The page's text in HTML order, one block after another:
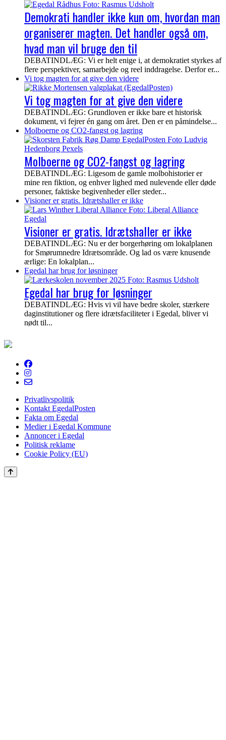
Demokrati handler ikke kun om, hvordan man
organiserer magten. Det handler også om,
hvad man vil bruge den til
DEBATINDLÆG: Vi er helt enige i, at demokratiet styrkes af
flere perspektiver, samarbejde og reel inddragelse. Derfor er...
Vi tog magten for at give den videre
Vi tog magten for at give den videre
DEBATINDLÆG: Grundloven er ikke bare et historisk
dokument, vi fejrer én gang om året. Den er en påmindelse...
Molboerne og CO2-fangst og lagring
Molboerne og CO2-fangst og lagring
DEBATINDLÆG: Ligesom de gamle molbohistorier er
mine ren fiktion, og enhver lighed med nulevende eller døde
personer, faktiske begivenheder eller steder...
Visioner er gratis. Idrætshaller er ikke
Visioner er gratis. Idrætshaller er ikke
DEBATINDLÆG: Nu er der borgerhøring om lokalplanen
for Smørumnedre Idrætsområde. Og lad os være knusende
ærlige: En lokalplan...
Egedal har brug for løsninger
Egedal har brug for løsninger
DEBATINDLÆG: Hvis vi vil have bedre skoler, stærkere
daginstitutioner og flere idrætsfaciliteter i Egedal, bliver vi
nødt til...
EgedalPosten
Privatlivspolitik
Kontakt EgedalPosten
Fakta om Egedal
Medier i Egedal Kommune
Annoncer i Egedal
Politisk reklame
Cookie Policy (EU)
Scroll
to